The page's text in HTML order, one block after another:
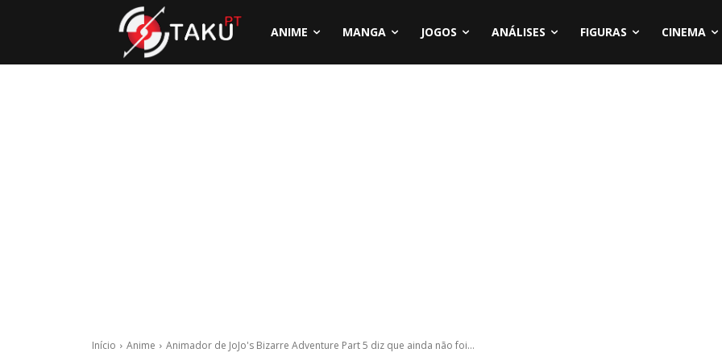
ANIME MANGA JOGOS ANÁLISES FIGURAS CINEMA
Início Anime Animador de JoJo's Bizarre Adventure Part 5 diz que ainda não foi...